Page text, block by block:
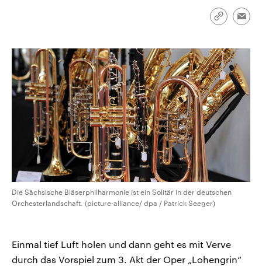
Link
Die Sächsische Bläserphilharmonie ist ein Solitär in der deutschen
Orchesterlandschaft. (picture-alliance/ dpa / Patrick Seeger)
Einmal tief Luft holen und dann geht es mit Verve
durch das Vorspiel zum 3. Akt der Oper „Lohengrin“